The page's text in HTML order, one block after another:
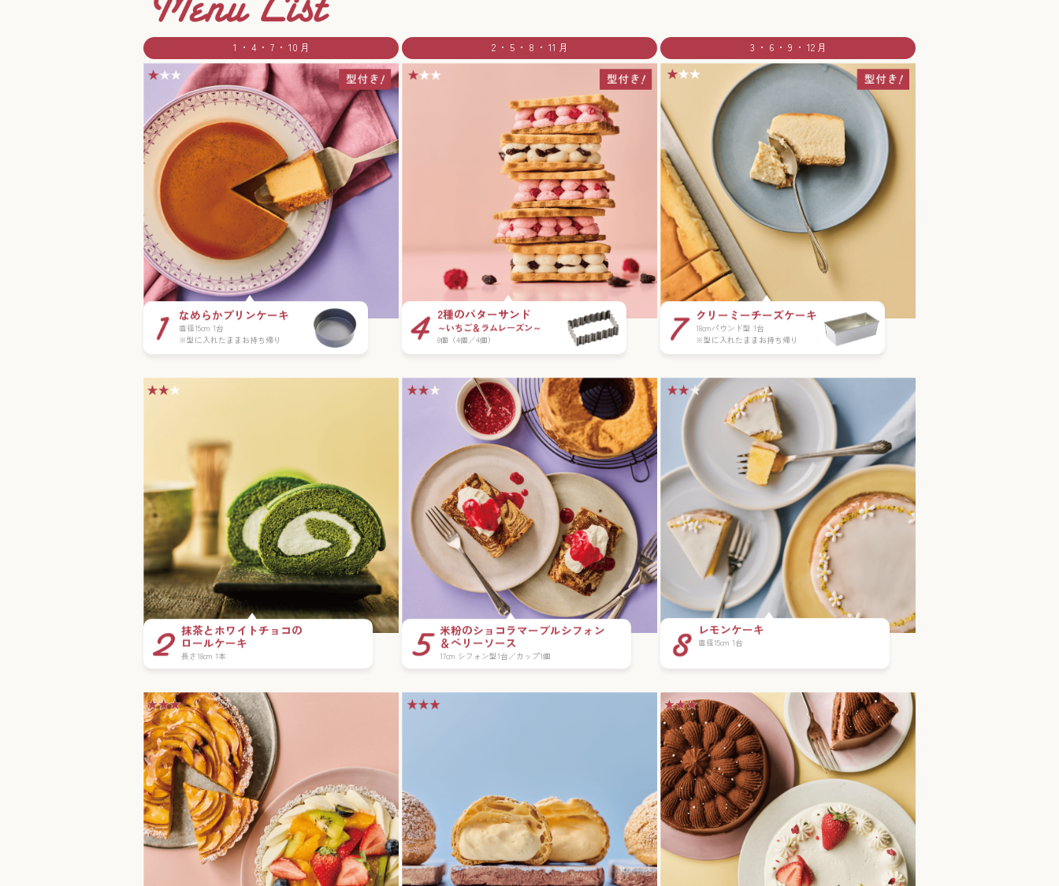
1 ・ 4 ・ 7 ・ 10 月
なめらかプリンケーキ
直径15cm 1台
※型に入れたままお持ち帰り
抹茶とホワイトチョコの
ロールケーキ
長さ18cm 1本
2 ・ 5 ・ 8 ・ 11 月
2種のバターサンド
～いちご＆ラムレーズン～
8個（4個／4個）
米粉のショコラマーブルシフォン
＆ベリーソース
17cm シフォン型1台／カップ1個
3 ・ 6 ・ 9 ・ 12 月
クリーミーチーズケーキ
18cmパウンド型 1台
※型に入れたままお持ち帰り
レモンケーキ
直径15cm 1台